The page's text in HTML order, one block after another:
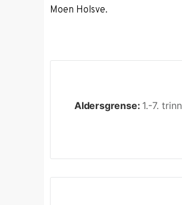
Moen Holsve.
Aldersgrense: 1.-7. trinn